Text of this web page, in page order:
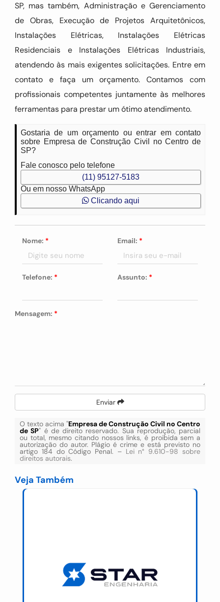
SP, mas também, Administração e Gerenciamento
de Obras, Execução de Projetos Arquitetônicos,
Instalações Elétricas, Instalações Elétricas
Residenciais e Instalações Elétricas Industriais,
atendendo às mais exigentes solicitações. Entre em
contato e faça um orçamento. Contamos com
profissionais competentes juntamente às melhores
ferramentas para prestar um ótimo atendimento.
Gostaria de um orçamento ou entrar em contato
sobre Empresa de Construção Civil no Centro de
SP?
Fale conosco pelo telefone
(11) 95127-5183
Ou em nosso WhatsApp
Clicando aqui
Nome: * Email: *
Telefone: * Assunto: *
Mensagem: *
Enviar
O texto acima "Empresa de Construção Civil no Centro
de SP" é de direito reservado. Sua reprodução, parcial
ou total, mesmo citando nossos links, é proibida sem a
autorização do autor. Plágio é crime e está previsto no
artigo 184 do Código Penal. – Lei n° 9.610-98 sobre
direitos autorais.
Veja Também